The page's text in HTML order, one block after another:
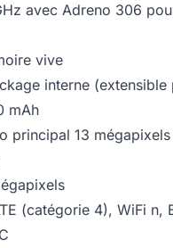
avec Adreno 306
vive
interne (extensible
mAh
principal 13
(catégorie 4), WiFi n,